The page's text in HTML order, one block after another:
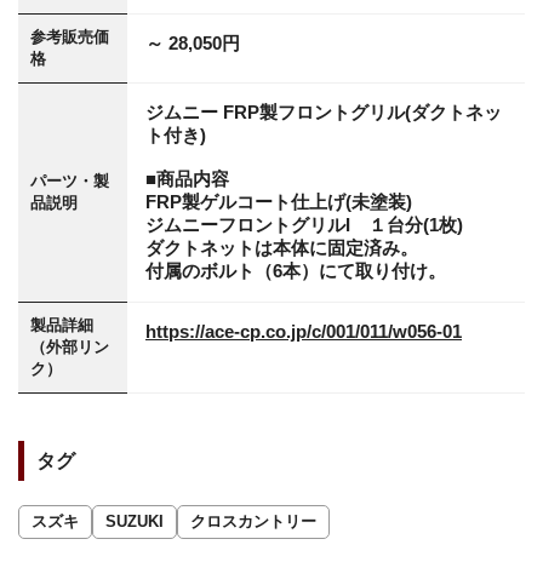
参考販売価
格
～ 28,050円
パーツ・製
品説明
ジムニー FRP製フロントグリル(ダクトネッ
ト付き)
■商品内容
FRP製ゲルコート仕上げ(未塗装)
ジムニーフロントグリルI １台分(1枚)
ダクトネットは本体に固定済み。
付属のボルト（6本）にて取り付け。
製品詳細
（外部リン
ク）
https://ace-cp.co.jp/c/001/011/w056-01
タグ
スズキ SUZUKI クロスカントリー